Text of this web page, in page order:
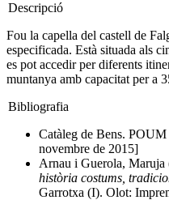
Descripció
Fou la capella del castell de
especificada. Està situada als
es pot accedir per diferents
muntanya amb capacitat per a
Bibliografia
Catàleg de Bens.
novembre de 2015]
Arnau i Guerola, Maruja
història costums,
Garrotxa (I). Olot: